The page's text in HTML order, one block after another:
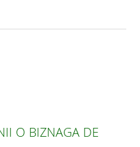
G a la Z
O BIZNAGA DE